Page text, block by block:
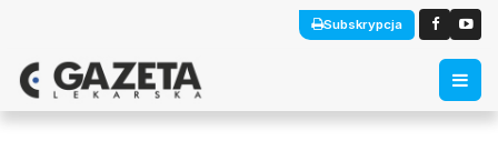
Subskrypcja